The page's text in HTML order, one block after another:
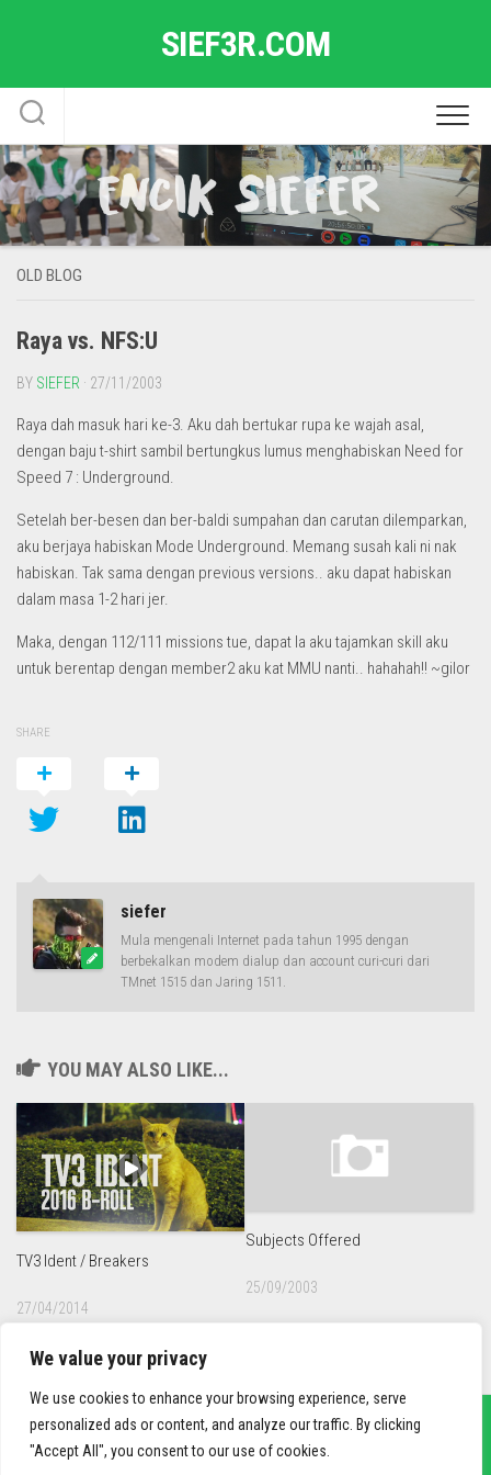
We value your privacy
We use cookies to enhance your browsing experience, serve
personalized ads or content, and analyze our traffic. By clicking
"Accept All", you consent to our use of cookies.
SIEF3R.COM
OLD BLOG
Raya vs. NFS:U
BY SIEFER · 27/11/2003
Raya dah masuk hari ke-3. Aku dah bertukar rupa ke wajah asal,
dengan baju t-shirt sambil bertungkus lumus menghabiskan Need for
Speed 7 : Underground.
Setelah ber-besen dan ber-baldi sumpahan dan carutan dilemparkan,
aku berjaya habiskan Mode Underground. Memang susah kali ni nak
habiskan. Tak sama dengan previous versions.. aku dapat habiskan
dalam masa 1-2 hari jer.
Maka, dengan 112/111 missions tue, dapat la aku tajamkan skill aku
untuk berentap dengan member2 aku kat MMU nanti.. hahahah!! ~gilor
SHARE
siefer
Mula mengenali Internet pada tahun 1995 dengan
berbekalkan modem dialup dan account curi-curi dari
TMnet 1515 dan Jaring 1511.
YOU MAY ALSO LIKE...
TV3 Ident / Breakers
27/04/2014
Subjects Offered
25/09/2003
sief3r.com